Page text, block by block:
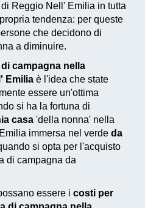
Reggio Nell' Emilia in tutta
tendenza: per queste
che decidono di
a diminuire.
campagna nella
Emilia è l'idea che state
essere un'ottima
si ha la fortuna di
casa 'della nonna' nella
immersa nel verde da
si opta per l'acquisto
di campagna da
essere i costi per